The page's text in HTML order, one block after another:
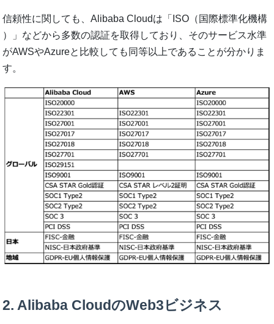
信頼性に関しても、Alibaba Cloudは「ISO（国際標準化機構
）」などから多数の認証を取得しており、そのサービス水準
がAWSやAzureと比較しても同等以上であることが分かりま
す。
2. Alibaba CloudのWeb3ビジネス